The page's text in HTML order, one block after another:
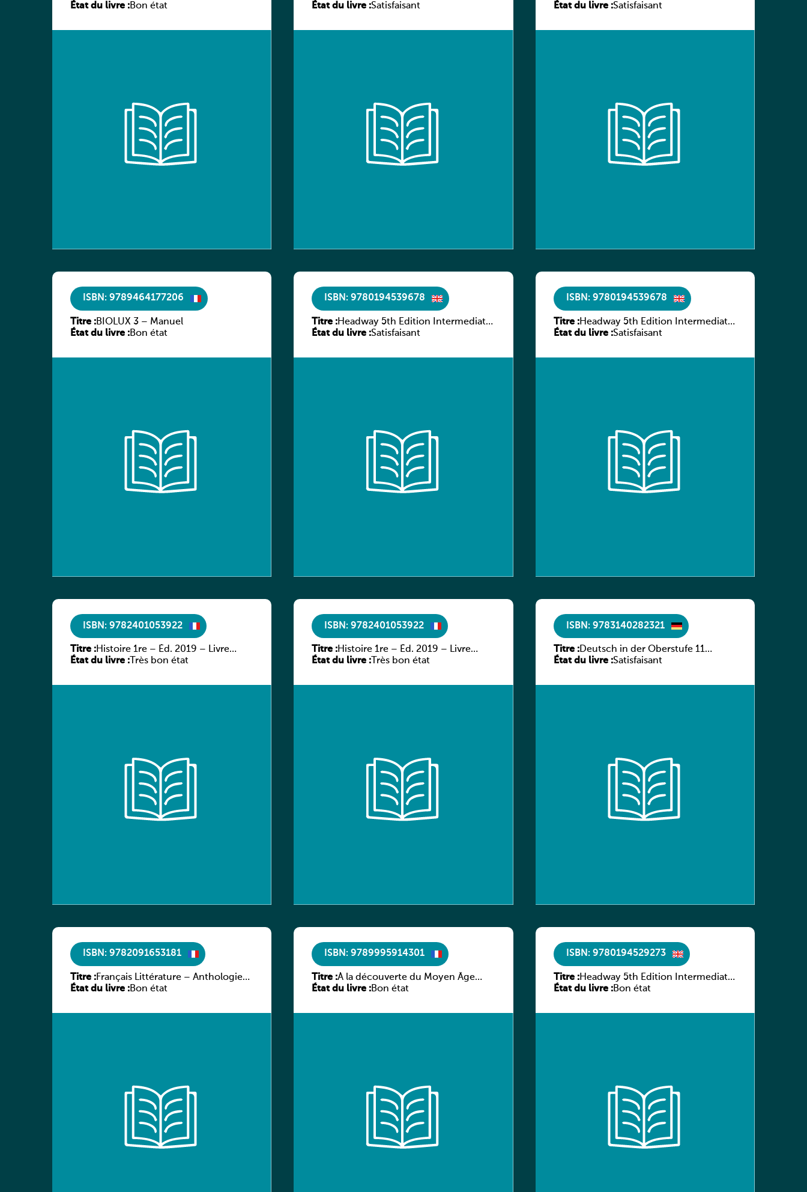
État du livre :Bon état
Workbook without key
État du livre :Satisfaisant
Workbook without key
État du livre :Satisfaisant
ISBN: 9789464177206
Titre :BIOLUX 3 – Manuel
État du livre :Bon état
ISBN: 9780194539678
Titre :Headway 5th Edition Intermediate
Workbook without key
État du livre :Satisfaisant
ISBN: 9780194539678
Titre :Headway 5th Edition Intermediate
Workbook without key
État du livre :Satisfaisant
ISBN: 9782401053922
Titre :Histoire 1re – Éd. 2019 – Livre
élève
État du livre : Très bon état
ISBN: 9782401053922
Titre :Histoire 1re – Éd. 2019 – Livre
élève
État du livre : Très bon état
ISBN: 9783140282321
Titre :Deutsch in der Oberstufe 11
(Schülerbuch) Ausgabe Bayern
État du livre :Satisfaisant
ISBN: 9782091653181
Titre :Français Littérature – Anthologie
chronologique 2de/1re
État du livre :Bon état
ISBN: 9789995914301
Titre :À la découverte du Moyen Âge
littéraire
État du livre :Bon état
ISBN: 9780194529273
Titre :Headway 5th Edition Intermediate
Culture and Literature Companion
État du livre :Bon état